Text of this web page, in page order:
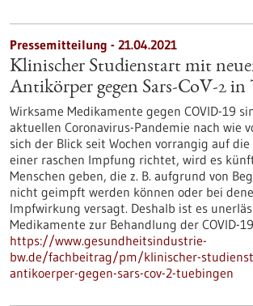
Pressemitteilung - 21.04.2021
Klinischer Studienstart mit
Antikörper gegen Sars-CoV-2
Wirksame Medikamente gegen COVID-19
aktuellen Coronavirus-Pandemie nach wie
sich der Blick seit Wochen vorrangig auf
einer raschen Impfung richtet, wird es
Menschen geben, die z. B. aufgrund von
nicht geimpft werden können oder bei
Impfwirkung versagt. Deshalb ist es
Medikamente zur Behandlung der COVID-
https://www.gesundheitsindustrie-
bw.de/fachbeitrag/pm/klinischer-
antikoerper-gegen-sars-cov-2-tuebingen